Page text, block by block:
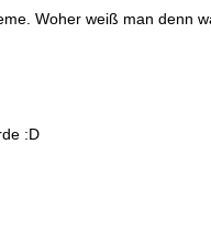
Woher weiß man denn
:D